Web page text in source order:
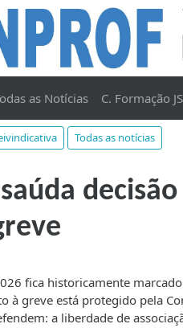
as Notícias C. Formação
Todas as notícias
saúda
fica historicamente
à greve está protegido pela
a liberdade de